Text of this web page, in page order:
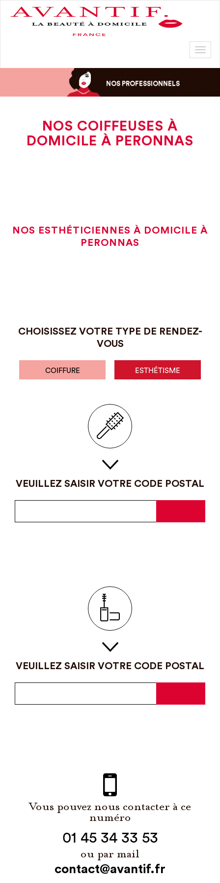
NOS PROFESSIONNELS
NOS COIFFEUSES À
DOMICILE À PERONNAS
NOS ESTHÉTICIENNES À DOMICILE À
PERONNAS
CHOISISSEZ VOTRE TYPE DE RENDEZ-
VOUS
COIFFURE ESTHÉTISME
VEUILLEZ SAISIR VOTRE CODE POSTAL
VEUILLEZ SAISIR VOTRE CODE POSTAL
Vous pouvez nous contacter à ce
numéro
01 45 34 33 53
ou par mail
contact@avantif.fr